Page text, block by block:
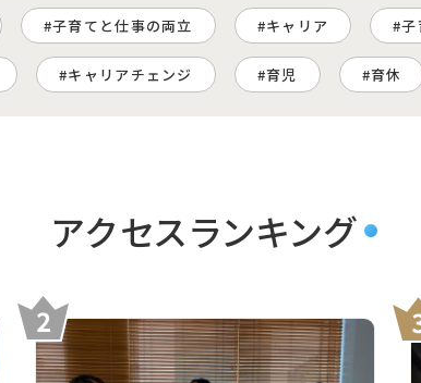
子育てと仕事の両立 キャリア 子
キャリアチェンジ 育児 育休
アクセスランキング